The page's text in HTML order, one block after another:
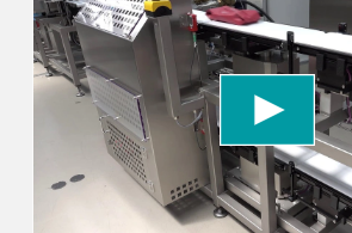
We need your consent to load
Video service!
We use a third party service to
content that may collect data
Please review the details and
to watch this video.